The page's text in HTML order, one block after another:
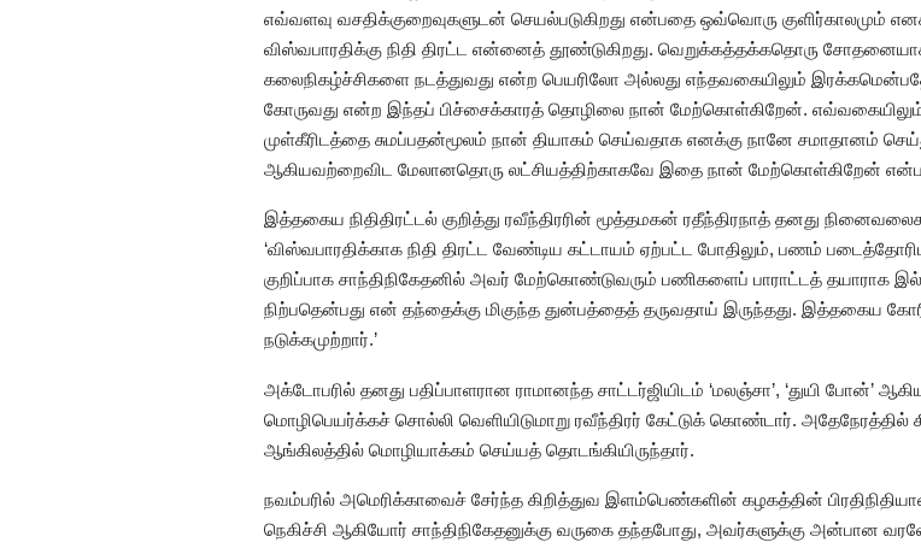
எவ்வளவு வசதிக்குறைவுகளுடன் செயல்படுகிறது என்பதை ஒவ்வொரு குளிர்காலமும்
விஸ்வபாரதிக்கு நிதி திரட்ட என்னைத் தூண்டுகிறது. வெறுக்கத்தக்கதொரு
கலைநிகழ்ச்சிகளை நடத்துவது என்ற பெயரிலோ அல்லது எந்தவகையிலும்
கோருவது என்ற இந்தப் பிச்சைக்காரத் தொழிலை நான் மேற்கொள்கிறேன்.
முள்கீரிடத்தை சுமப்பதன்மூலம் நான் தியாகம் செய்வதாக எனக்கு நானே சமாதானம்
ஆகியவற்றைவிட மேலானதொரு லட்சியத்திற்காகவே இதை நான் மேற்கொள்கிறேன்
இத்தகைய நிதிதிரட்டல் குறித்து ரவீந்திரரின் மூத்தமகன் ரதீந்திரநாத் தனது
‘விஸ்வபாரதிக்காக நிதி திரட்ட வேண்டிய கட்டாயம் ஏற்பட்ட போதிலும், பணம்
குறிப்பாக சாந்திநிகேதனில் அவர் மேற்கொண்டுவரும் பணிகளைப் பாராட்டத் தயாராக
நிற்பதென்பது என் தந்தைக்கு மிகுந்த துன்பத்தைத் தருவதாய் இருந்தது. இத்தகைய
நடுக்கமுற்றார்.’
அக்டோபரில் தனது பதிப்பாளரான ராமானந்த சாட்டர்ஜியிடம் ‘மலஞ்சா’, ‘துயி போன்’
மொழிபெயர்க்கச் சொல்லி வெளியிடுமாறு ரவீந்திரர் கேட்டுக் கொண்டார். அதேநேரத்தில்
ஆங்கிலத்தில் மொழியாக்கம் செய்யத் தொடங்கியிருந்தார்.
நவம்பரில் அமெரிக்காவைச் சேர்ந்த கிறித்துவ இளம்பெண்களின் கழகத்தின்
நெகிச்சி ஆகியோர் சாந்திநிகேதனுக்கு வருகை தந்தபோது, அவர்களுக்கு அன்பான